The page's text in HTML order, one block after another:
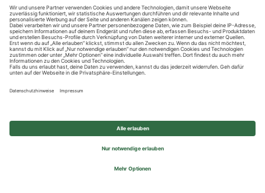
Datenschutzhinweise
Impressum
Privatsphäre-Einstellungen
© 2026 REWE Group - All rights reserved